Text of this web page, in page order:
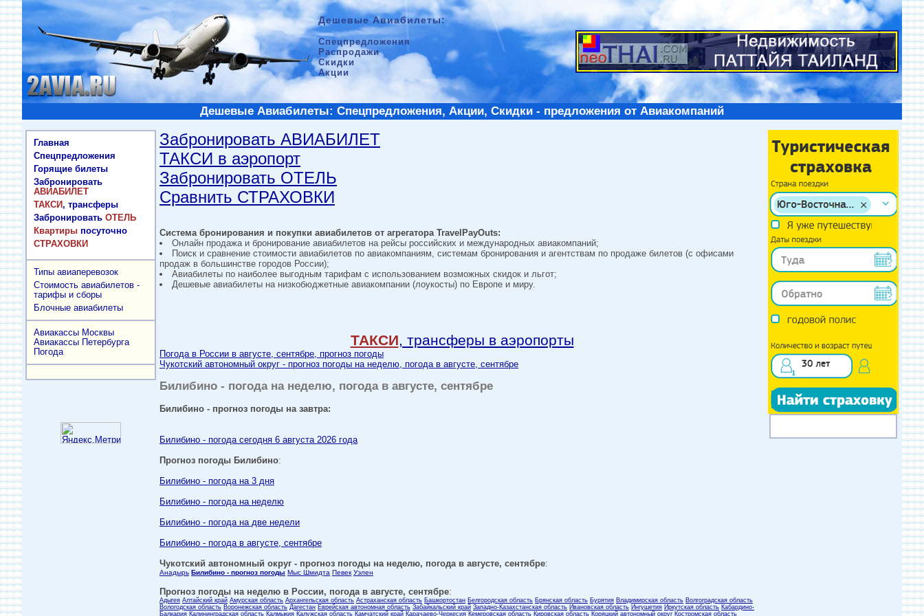
Дешевые Авиабилеты:
Спецпредложения
Распродажи
Скидки
Акции
Дешевые Авиабилеты: Спецпредложения, Акции, Скидки - предложения от Авиакомпаний
Главная
Спецпредложения
Горящие билеты
Забронировать
АВИАБИЛЕТ
ТАКСИ, трансферы
Забронировать ОТЕЛЬ
Квартиры посуточно
СТРАХОВКИ
Типы авиаперевозок
Стоимость авиабилетов -
тарифы и сборы
Блочные авиабилеты
Авиакассы Москвы
Авиакассы Петербурга
Погода
Забронировать АВИАБИЛЕТ
ТАКСИ в аэропорт
Забронировать ОТЕЛЬ
Сравнить СТРАХОВКИ
Система бронирования и покупки авиабилетов от агрегатора TravelPayOuts:
Онлайн продажа и бронирование авиабилетов на рейсы российских и международных авиакомпаний;
Поиск и сравнение стоимости авиабилетов по авиакомпаниям, системам бронирования и агентствам по продаже билетов (с офисами
продаж в большинстве городов России);
Авиабилеты по наиболее выгодным тарифам с использованием возможных скидок и льгот;
Дешевые авиабилеты на низкобюджетные авиакомпании (лоукосты) по Европе и миру.
ТАКСИ, трансферы в аэропорты
Погода в России в августе, сентябре, прогноз погоды
Чукотский автономный округ - прогноз погоды на неделю, погода в августе, сентябре
Билибино - погода на неделю, погода в августе, сентябре
Билибино - прогноз погоды на завтра:
Билибино - погода сегодня 6 августа 2026 года
Прогноз погоды Билибино:
Билибино - погода на 3 дня
Билибино - погода на неделю
Билибино - погода на две недели
Билибино - погода в августе, сентябре
Чукотский автономный округ - прогноз погоды на неделю, погода в августе, сентябре:
Анадырь Билибино - прогноз погоды Мыс Шмидта Певек Уэлен
Прогноз погоды на неделю в России, погода в августе, сентябре:
Адыгея Алтайский край Амурская область Архангельская область Астраханская область Башкортостан Белгородская область Брянская область Бурятия Владимирская область Волгоградская область
Вологодская область Воронежская область Дагестан Еврейская автономная область Забайкальский край Западно-Казахстанская область Ивановская область Ингушетия Иркутская область Кабардино-
Балкария Калининградская область Калмыкия Калужская область Камчатский край Карачаево-Черкесия Кемеровская область Кировская область Коряцкий автономный округ Костромская область